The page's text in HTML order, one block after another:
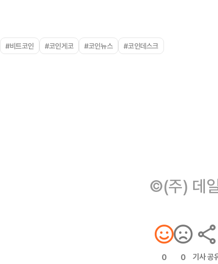
#비트코인 #코인게코 #코인뉴스 #코인데스크
©(주) 데
0 0 기사 공